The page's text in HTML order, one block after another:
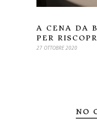
A CENA DA
PER
27 OTTOBRE 2020
NO